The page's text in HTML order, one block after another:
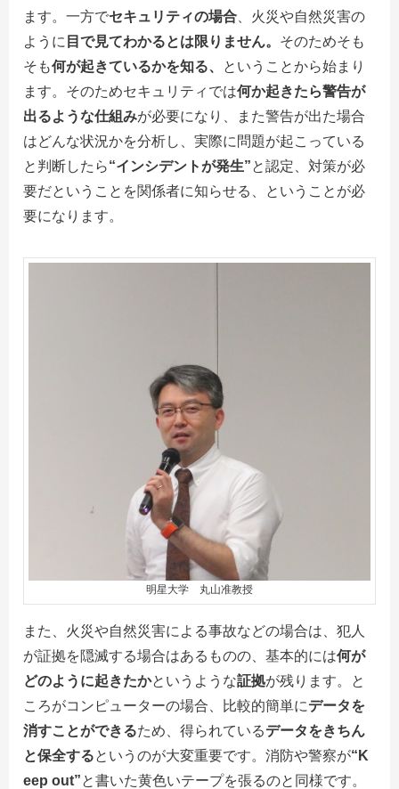
ます。一方でセキュリティの場合 、火災や自然災害の
ように 目で見てわかるとは限りません。 そのためそも
そも何が起きているかを知る、
ということから始まり
ます。そのためセキュリティでは何か起きたら警告が
出るような仕組みが必要になり、また警告が出た場合
はどんな状況かを分析し、実際に問題が起こっている
と判断したら“インシデントが発生”と認定、対策が必
要だということを関係者に知らせる、ということが必
要になります。
明星大学 丸山准教授
また、火災や自然災害による事故などの場合は、犯人
が証拠を隠滅する場合はあるものの、基本的には何が
どのように起きたかというような証拠が残ります。と
ころがコンピューターの場合、比較的簡単にデータを
消すことができるため、得られているデータをきちん
と保全するというのが大変重要です。消防や警察が“K
eep out”と書いた黄色いテープを張るのと同様です。